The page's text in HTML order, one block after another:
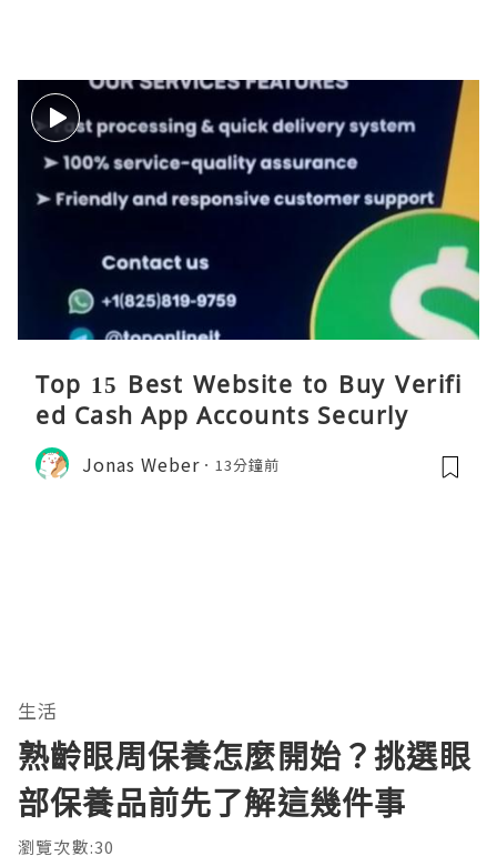
Top 15 Best Website to Buy Verifi
ed Cash App Accounts Securly
Jonas Weber 13分鐘前
生活
熟齡眼周保養怎麼開始？挑選眼
部保養品前先了解這幾件事
瀏覽次數:30